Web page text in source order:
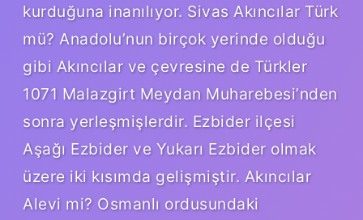
kurduğuna inanılıyor. Sivas Akıncılar Türk
mü? Anadolu’nun birçok yerinde olduğu
gibi Akıncılar ve çevresine de Türkler
1071 Malazgirt Meydan Muharebesi’nden
sonra yerleşmişlerdir. Ezbider ilçesi
Aşağı Ezbider ve Yukarı Ezbider olmak
üzere iki kısımda gelişmiştir. Akıncılar
Alevi mi? Osmanlı ordusundaki